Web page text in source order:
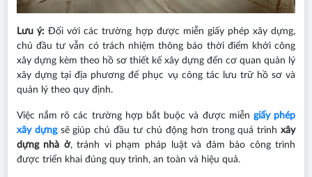
Lưu ý:Đối với các trường hợp được miễn giấy phép xây dựng,
chủ đầu tư vẫn có trách nhiệm thông báo thời điểm khởi công
xây dựng kèm theo hồ sơ thiết kế xây dựng đến cơ quan quản lý
xây dựng tại địa phương để phục vụ công tác lưu trữ hồ sơ và
quản lý theo quy định.
Việc nắm rõ các trường hợp bắt buộc và được miễngiấy phép
xây dựngsẽ giúp chủ đầu tư chủ động hơn trong quá trìnhxây
dựng nhà ở, tránh vi phạm pháp luật và đảm bảo công trình
được triển khai đúng quy trình, an toàn và hiệu quả.